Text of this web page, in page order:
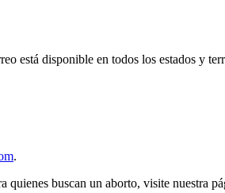
está disponible en todos los estados y
.
quienes buscan un aborto, visite nuestra